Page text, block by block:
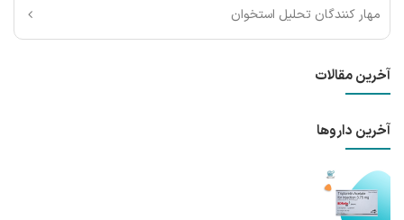
مهار کنندگان تحلیل استخوان
آخرین مقالات
آخرین داروها